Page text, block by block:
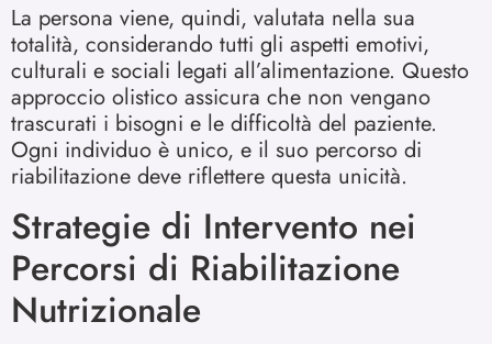
La persona viene, quindi, valutata nella sua
totalità, considerando tutti gli aspetti emotivi,
culturali e sociali legati all’alimentazione. Questo
approccio olistico assicura che non vengano
trascurati i bisogni e le difficoltà del paziente.
Ogni individuo è unico, e il suo percorso di
riabilitazione deve riflettere questa unicità.
Strategie di Intervento nei
Percorsi di Riabilitazione
Nutrizionale